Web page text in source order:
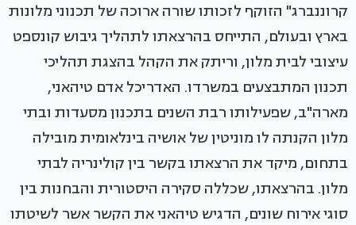
קרוננברג" הזוקף לזכותו שורה ארוכה של תכנוני מלונות
בארץ ובעולם, התייחס בהרצאתו לתהליך גיבוש קונספט
עיצובי לבית מלון, וריתק את הקהל בהצגת תהליכי
תכנון המתבצעים במשרדו. האדריכל אדם טיהאני,
מארה"ב, שפעילותו רבת השנים בתכנון מסעדות ובתי
מלון הקנתה לו מוניטין של אושיה בינלאומית מובילה
בתחום, מיקד את הרצאתו בקשר בין קולינריה לבתי
מלון. בהרצאתו, שכללה סקירה היסטורית והבחנות בין
סוגי אירוח שונים, הדגיש טיהאני את הקשר אשר לשיטתו